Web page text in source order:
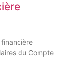
du Compte